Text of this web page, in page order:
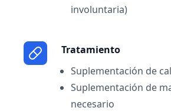
involuntaria)
Tratamiento
Suplementación de
Suplementación de
necesario